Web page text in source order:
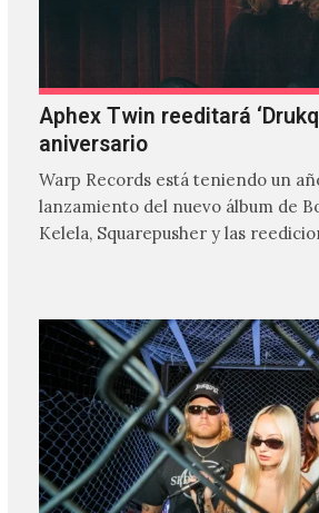
Aphex Twin reeditará
aniversario
Warp Records está teniendo un
lanzamiento del nuevo álbum de
Kelela, Squarepusher y las